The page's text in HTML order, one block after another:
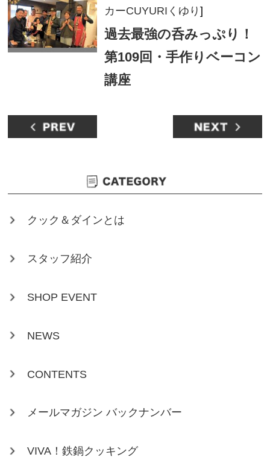
カーCUYURIくゆり]
過去最強の呑みっぷり！
第109回・手作りベーコン
講座
クック＆ダインとは
スタッフ紹介
SHOP EVENT
NEWS
CONTENTS
メールマガジン バックナンバー
VIVA！鉄鍋クッキング